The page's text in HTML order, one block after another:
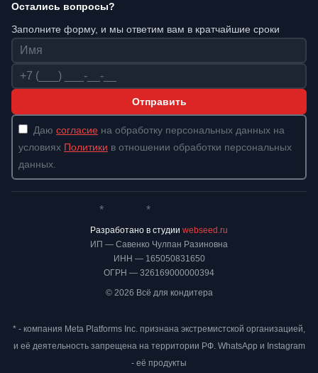
Остались вопросы?
Заполните форму, и мы ответим вам в кратчайшие сроки
Имя
Телефон
Отправить
Даю согласие на обработку персональных данных на
условиях Политики в отношении обработки персональных
данных.
ИП — Савенко Чулпан Разиновна
ИНН — 165050831650
ОГРН — 326169000000394
© 2026 Всё для кондитера
* *
Разработано в студии webseed.ru
* - компания Meta Platforms Inc. признана экстремистской организацией,
и её деятельность запрещена на территории РФ. WhatsApp и Instagram
- её продукты